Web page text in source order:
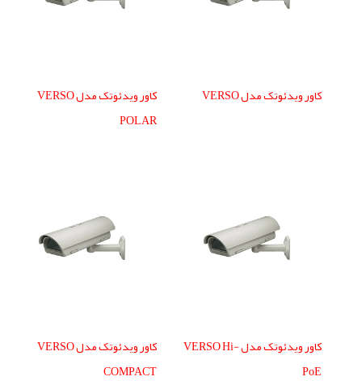
کاور ویدئوتک مدل VERSO
کاور ویدئوتک مدل VERSO
POLAR
کاور ویدئوتک مدل VERSO Hi-
PoE
کاور ویدئوتک مدل VERSO
COMPACT